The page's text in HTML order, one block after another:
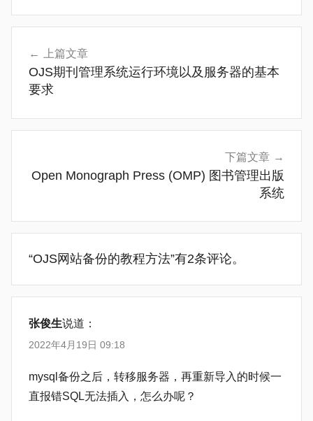
常
问
题
航
上篇文章
OJS期刊管理系统运行环境以及服务器的基本
要求
下篇文章
Open Monograph Press (OMP) 图书管理出版
系统
“OJS网站备份的教程方法”有2条评论。
张俊生说道：
2022年4月19日 09:18
mysql备份之后，转移服务器，再重新导入的时候一
直报错SQL无法插入，怎么办呢？